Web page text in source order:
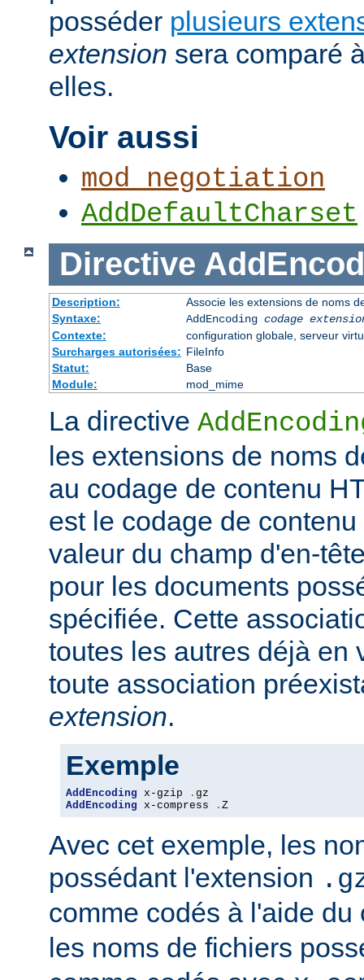
posséder plusieurs
extension sera comparé
elles.
Voir aussi
mod_negotiation
AddDefaultCharset
Directive
Description:
Associe les extensions de noms
Syntaxe:
AddEncoding codage
Contexte:
configuration globale, serveur
Surcharges autorisées: FileInfo
Statut:
Base
Module:
mod_mime
La directive
les extensions de noms
au codage de contenu
est le codage de
valeur du champ d'en-
pour les documents
spécifiée. Cette
toutes les autres déjà en
toute association
extension.
Exemple
AddEncoding x-gzip .
AddEncoding x-compress . Z
Avec cet exemple, les
possédant l'extension
comme codés à l'aide
les noms de fichiers